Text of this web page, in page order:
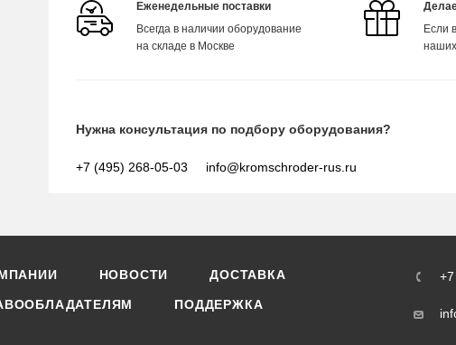
Еженедельные поставки
Всегда в наличии оборудование
на складе в Москве
Если
наших
Нужна консультация по подбору оборудования?
+7 (495) 268-05-03 info@kromschroder-rus.ru
НОВОСТИ ДОСТАВКА
ПОДДЕРЖКА